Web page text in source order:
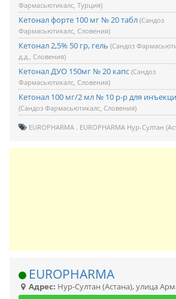
Фармасьютикалс, Турция)
Кетонал форте 100 мг № 20 табл (Сандоз
Фармасьютикалс, Словения)
Кетонал 2,5% 50 гр, гель (Сандоз
д.д., Словения)
Кетонал ДУО 150мг № 20 капс (Сандоз
Фармасьютикалс, Словения)
Кетонал 100 мг/2 мл № 10 р-р для
(Сандоз Фармасьютикалс, Словения)
EUROPHARMA EUROPHARMA Нур-Султан
EUROPHARMA
Адрес: Нур-Султан (Астана),улица